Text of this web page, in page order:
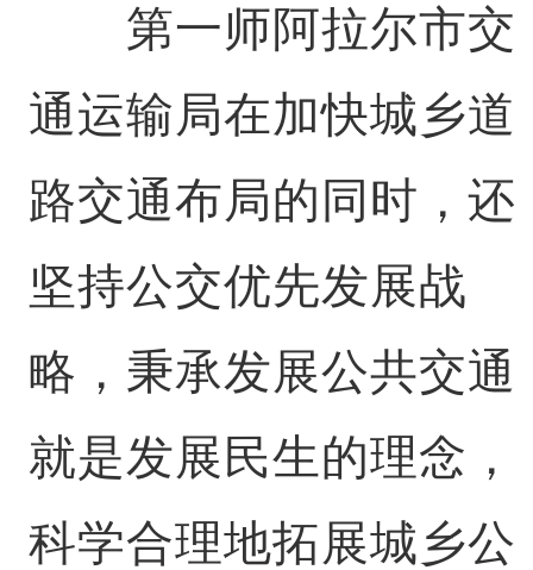
第一师阿拉尔市交
通运输局在加快城乡道
路交通布局的同时，还
坚持公交优先发展战
略，秉承发展公共交通
就是发展民生的理念，
科学合理地拓展城乡公